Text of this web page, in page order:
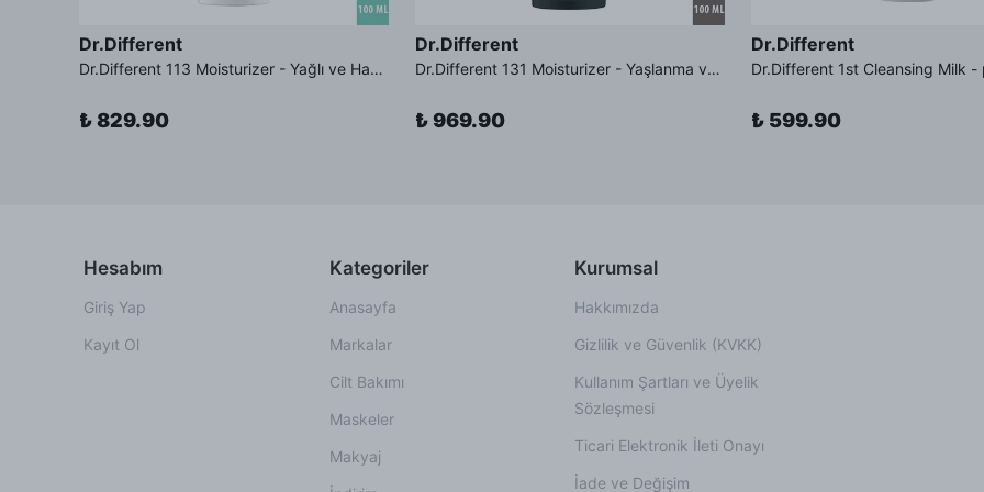
Dr.Different
Dr.Different 113 Moisturizer - Yağlı ve Hassas Cilt Tipleri İçin Yağ Asidi İçerikli Nemlendirici Krem
₺ 829.90
Dr.Different
Dr.Different 131 Moisturizer - Yaşlanma ve Kırışıklık Karşıtı Kolesterol İçerikli Nemlendirici Krem
₺ 969.90
Dr.Different
₺ 599.90
Hesabım
Giriş Yap
Kayıt Ol
Kategoriler
Anasayfa
Markalar
Cilt Bakımı
Maskeler
Makyaj
Kurumsal
Hakkımızda
Gizlilik ve Güvenlik (KVKK)
Kullanım Şartları ve Üyelik
Sözleşmesi
Ticari Elektronik İleti Onayı
İade ve Değişim